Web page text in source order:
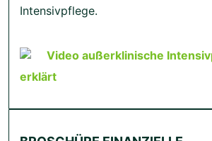
Intensivpflege.
Video außerklinische
erklärt